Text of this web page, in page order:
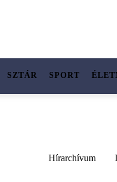
SZTÁR SPORT
Hírarchívum